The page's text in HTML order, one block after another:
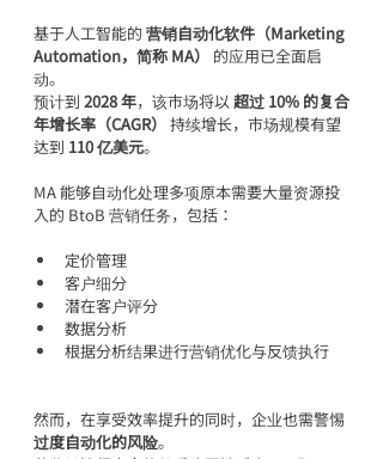
基于人工智能的 营销自动化软件（Marketing
Automation，简称 MA）
的应用已全面启
动。
预计到 2028 年，该市场将以 超过 10% 的复合
年增长率（CAGR） 持续增长，市场规模有望
达到 110 亿美元。
MA 能够自动化处理多项原本需要大量资源投
入的 BtoB 营销任务，包括：
定价管理
客户细分
潜在客户评分
数据分析
根据分析结果进行营销优化与反馈执行
然而，在享受效率提升的同时，企业也需警惕
过度自动化的风险。